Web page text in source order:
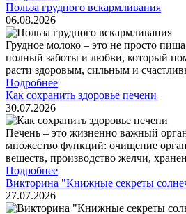
Польза грудного вскармливания
06.08.2026
Грудное молоко – это не просто
полный заботы и любви, который
расти здоровым, сильным и
Подробнее
Как сохранить здоровье печени
30.07.2026
Печень – это жизненно важный
множество функций: очищение
веществ, производство желчи,
Подробнее
Викторина "Книжные секреты
27.07.2026